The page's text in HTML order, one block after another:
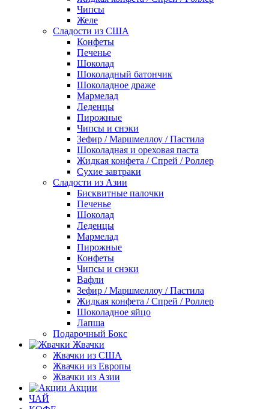
Чипсы
Желе
Сладости из США
Конфеты
Печенье
Шоколад
Шоколадный батончик
Шоколадное драже
Мармелад
Леденцы
Пирожные
Чипсы и снэки
Зефир / Маршмеллоу / Пастила
Шоколадная и ореховая паста
Жидкая конфета / Спрей / Роллер
Сухие завтраки
Сладости из Азии
Бисквитные палочки
Печенье
Шоколад
Леденцы
Мармелад
Пирожные
Конфеты
Чипсы и снэки
Вафли
Зефир / Маршмеллоу / Пастила
Жидкая конфета / Спрей / Роллер
Шоколадное яйцо
Лапша
Подарочный Бокс
Жвачки
Жвачки из США
Жвачки из Европы
Жвачки из Азии
Акции
ЧАЙ